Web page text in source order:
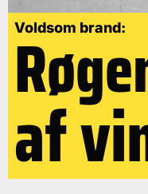
Voldsom brand:
af